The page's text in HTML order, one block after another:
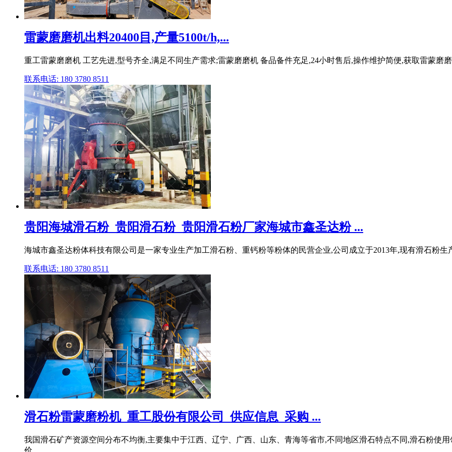
雷蒙磨磨机出料20400目,产量5100t/h,...
重工雷蒙磨磨机 工艺先进,型号齐全,满足不同生产需求;雷蒙磨磨机 备品备件充足,24小时售后,操作维护简便,获取雷蒙磨
联系电话: 180 3780 8511
贵阳海城滑石粉_贵阳滑石粉_贵阳滑石粉厂家海城市鑫圣达粉 ...
海城市鑫圣达粉体科技有限公司是一家专业生产加工滑石粉、重钙粉等粉体的民营企业,公司成立于2013年,现有滑石粉
联系电话: 180 3780 8511
滑石粉雷蒙磨粉机_重工股份有限公司_供应信息_采购 ...
我国滑石矿产资源空间分布不均衡,主要集中于江西、辽宁、广西、山东、青海等省市,不同地区滑石特点不同,滑石粉使
价。